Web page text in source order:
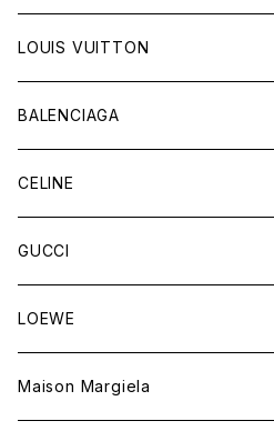
LOUIS VUITTON
バッグ
財布&小物
ウェア
BALENCIAGA
バッグ
財布&小物
ウェア
CELINE
バッグ
財布&小物
ウェア
GUCCI
バッグ
財布&小物
LOEWE
Maison Margiela